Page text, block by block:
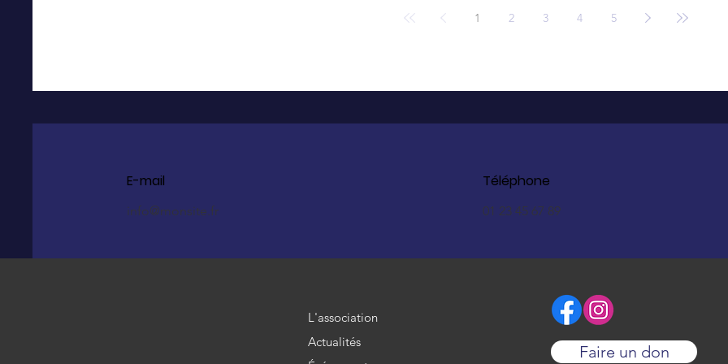
1 2 3 4 5
E-mail
info@monsite.fr
Téléphone
01 23 45 67 89
L'association
Actualités
Faire un don